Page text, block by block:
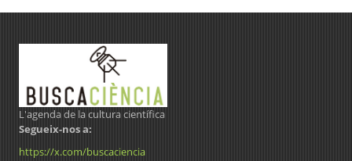
L'agenda de la cultura científica
Segueix-nos a:
https://x.com/buscaciencia